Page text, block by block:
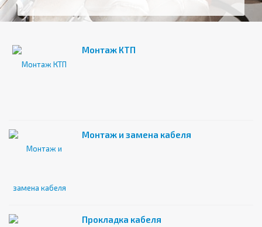
Монтаж КТП
Монтаж и замена кабеля
Прокладка кабеля